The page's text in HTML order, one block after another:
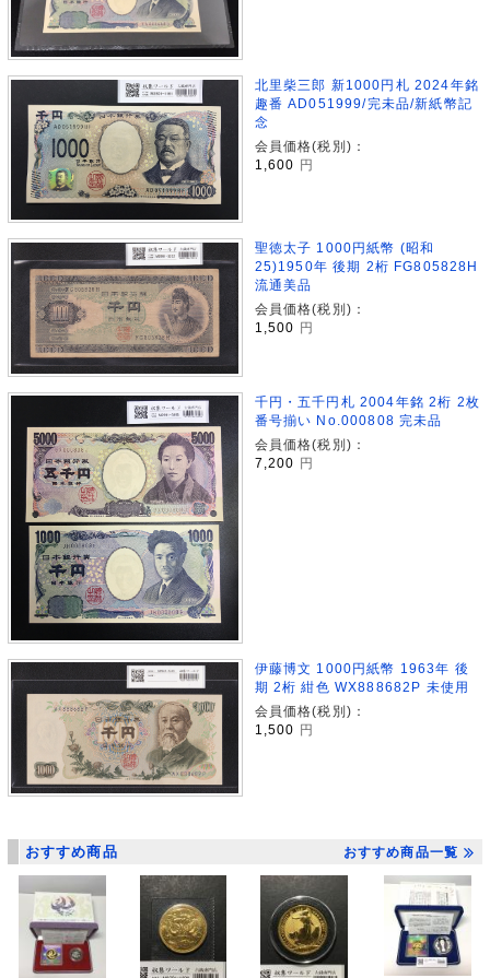
北里柴三郎 新1000円札 2024年銘
趣番 AD051999/完未品/新紙幣記
念
会員価格(税別)：
1,600
円
聖徳太子 1000円紙幣 (昭和
25)1950年 後期 2桁 FG805828H
流通美品
会員価格(税別)：
1,500
円
千円・五千円札 2004年銘 2桁 2枚
番号揃い No.000808 完未品
会員価格(税別)：
7,200
円
伊藤博文 1000円紙幣 1963年 後
期 2桁 紺色 WX888682P 未使用
会員価格(税別)：
1,500 円
おすすめ商品 おすすめ商品一覧